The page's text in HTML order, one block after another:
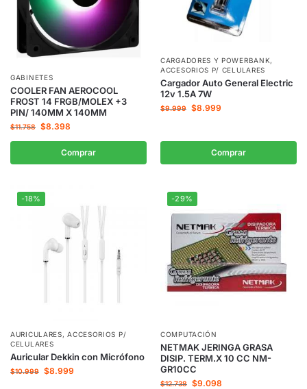
GABINETES
COOLER FAN AEROCOOL
FROST 14 FRGB/MOLEX +3
PIN/ 140MM X 140MM
$11.758 $8.398
Comprar
CARGADORES Y POWERBANK,
ACCESORIOS P/ CELULARES
Cargador Auto General Electric
12v 1.5A 7W
$9.999 $8.999
Comprar
-18%
AURICULARES,ACCESORIOS P/
CELULARES
Auricular Dekkin con Micrófono
$10.999 $8.999
-29%
COMPUTACIÓN
NETMAK JERINGA GRASA
DISIP. TERM.X 10 CC NM-
GR10CC
$12.738 $9.098